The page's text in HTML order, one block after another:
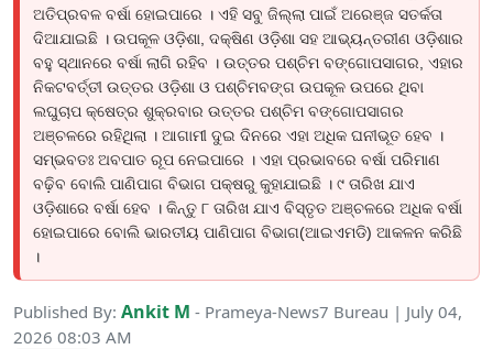
ଅତିପ୍ରବଳ ବର୍ଷା ହୋଇପାରେ । ଏହି ସବୁ ଜିଲ୍ଲା ପାଇଁ ଅରେଞ୍ଜ ସତର୍କତା
ଦିଆଯାଇଛି । ଉପକୂଳ ଓଡ଼ିଶା, ଦକ୍ଷିଣ ଓଡ଼ିଶା ସହ ଆଭ୍ୟନ୍ତରୀଣ ଓଡ଼ିଶାର
ବହୁ ସ୍ଥାନରେ ବର୍ଷା ଲାଗି ରହିବ । ଉତ୍ତର ପଶ୍ଚିମ ବଙ୍ଗୋପସାଗର, ଏହାର
ନିକଟବର୍ତ୍ତୀ ଉତ୍ତର ଓଡ଼ିଶା ଓ ପଶ୍ଚିମବଙ୍ଗ ଉପକୂଳ ଉପରେ ଥିବା
ଲଘୁଚାପ କ୍ଷେତ୍ର ଶୁକ୍ରବାର ଉତ୍ତର ପଶ୍ଚିମ ବଙ୍ଗୋପସାଗର
ଅଞ୍ଚଳରେ ରହିଥିଲା । ଆଗାମୀ ଦୁଇ ଦିନରେ ଏହା ଅଧିକ ଘନୀଭୂତ ହେବ ।
ସମ୍ଭବତଃ ଅବପାତ ରୂପ ନେଇପାରେ । ଏହା ପ୍ରଭାବରେ ବର୍ଷା ପରିମାଣ
ବଢ଼ିବ ବୋଲି ପାଣିପାଗ ବିଭାଗ ପକ୍ଷରୁ କୁହାଯାଇଛି । ୯ ତାରିଖ ଯାଏ
ଓଡ଼ିଶାରେ ବର୍ଷା ହେବ । କିନ୍ତୁ ୮ ତାରିଖ ଯାଏ ବିସ୍ତୃତ ଅଞ୍ଚଳରେ ଅଧିକ ବର୍ଷା
ହୋଇପାରେ ବୋଲି ଭାରତୀୟ ପାଣିପାଗ ବିଭାଗ(ଆଇଏମଡି) ଆକଳନ କରିଛି
।
Published By: Ankit M - Prameya-News7 Bureau | July 04,
2026 08:03 AM